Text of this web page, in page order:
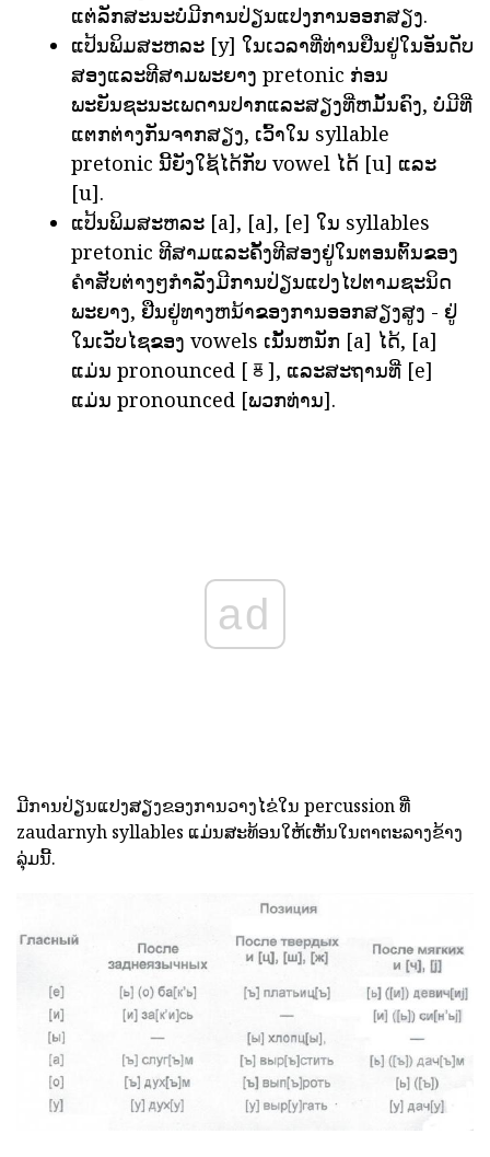
ແຕ່ລັກສະນະບໍ່ມີການປ່ຽນແປງການອອກສຽງ.
ແປ້ນພິມສະຫລະ [y] ໃນເວລາທີ່ທ່ານຢືນຢູ່ໃນອັນດັບ
ສອງແລະທີສາມພະຍາງ pretonic ກ່ອນ
ພະຍັນຊະນະເພດານປາກແລະສຽງທີ່ຫມັ້ນຄົງ, ບໍ່ມີທີ່
ແຕກຕ່າງກັນຈາກສຽງ, ເວົ້າໃນ syllable
pretonic ນີ້ຍັງໃຊ້ໄດ້ກັບ vowel ໄດ້ [u] ແລະ
[u].
ແປ້ນພິມສະຫລະ [a], [a], [e] ໃນ syllables
pretonic ທີສາມແລະຄັ້ງທີສອງຢູ່ໃນຕອນຕົ້ນຂອງ
ຄໍາສັບຕ່າງໆກໍາລັງມີການປ່ຽນແປງໄປຕາມຊະນິດ
ພະຍາງ, ຢືນຢູ່ທາງຫນ້າຂອງການອອກສຽງສູງ - ຢູ່
ໃນເວັບໄຊຂອງ vowels ເນັ້ນຫນັກ [a] ໄດ້, [a]
ແມ່ນ pronounced [ㆄ], ແລະສະຖານທີ່ [e]
ແມ່ນ pronounced [ພວກທ່ານ].
ad
ມີການປ່ຽນແປງສຽງຂອງການວາງໄຂ່ໃນ percussion ທີ່
zaudarnyh syllables ແມ່ນສະທ້ອນໃຫ້ເຫັນໃນຕາຕະລາງຂ້າງ
ລຸ່ມນີ້.